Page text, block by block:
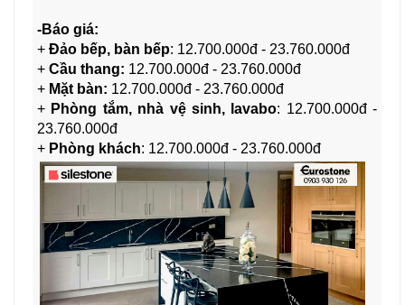
-Báo giá:
+ Đảo bếp, bàn bếp: 12.700.000đ - 23.760.000đ
+ Cầu thang: 12.700.000đ - 23.760.000đ
+ Mặt bàn: 12.700.000đ - 23.760.000đ
+ Phòng tắm, nhà vệ sinh, lavabo: 12.700.000đ -
23.760.000đ
+ Phòng khách: 12.700.000đ - 23.760.000đ